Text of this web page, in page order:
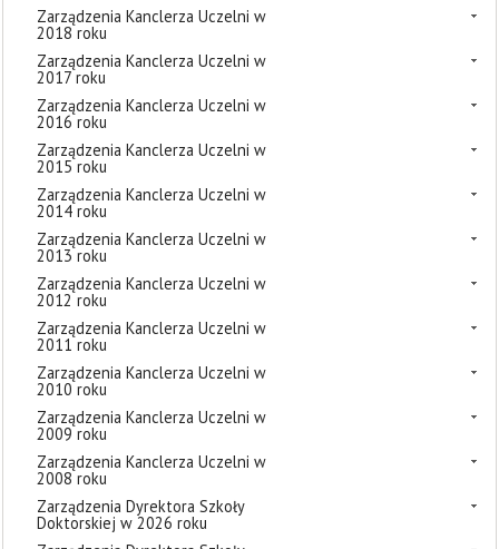
Zarządzenia Kanclerza Uczelni w
2018 roku
Zarządzenia Kanclerza Uczelni w
2017 roku
Zarządzenia Kanclerza Uczelni w
2016 roku
Zarządzenia Kanclerza Uczelni w
2015 roku
Zarządzenia Kanclerza Uczelni w
2014 roku
Zarządzenia Kanclerza Uczelni w
2013 roku
Zarządzenia Kanclerza Uczelni w
2012 roku
Zarządzenia Kanclerza Uczelni w
2011 roku
Zarządzenia Kanclerza Uczelni w
2010 roku
Zarządzenia Kanclerza Uczelni w
2009 roku
Zarządzenia Kanclerza Uczelni w
2008 roku
Zarządzenia Dyrektora Szkoły
Doktorskiej w 2026 roku